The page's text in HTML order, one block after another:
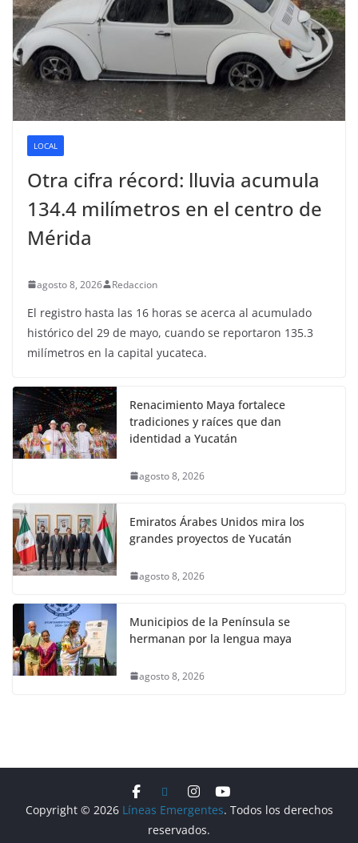
LOCAL
Otra cifra récord: lluvia acumula
134.4 milímetros en el centro de
Mérida
agosto 8, 2026 Redaccion
El registro hasta las 16 horas se acerca al acumulado
histórico del 29 de mayo, cuando se reportaron 135.3
milímetros en la capital yucateca.
Renacimiento Maya fortalece
tradiciones y raíces que dan
identidad a Yucatán
agosto 8, 2026
Emiratos Árabes Unidos mira los
grandes proyectos de Yucatán
agosto 8, 2026
Municipios de la Península se
hermanan por la lengua maya
agosto 8, 2026
Copyright © 2026 Líneas Emergentes. Todos los derechos
reservados.